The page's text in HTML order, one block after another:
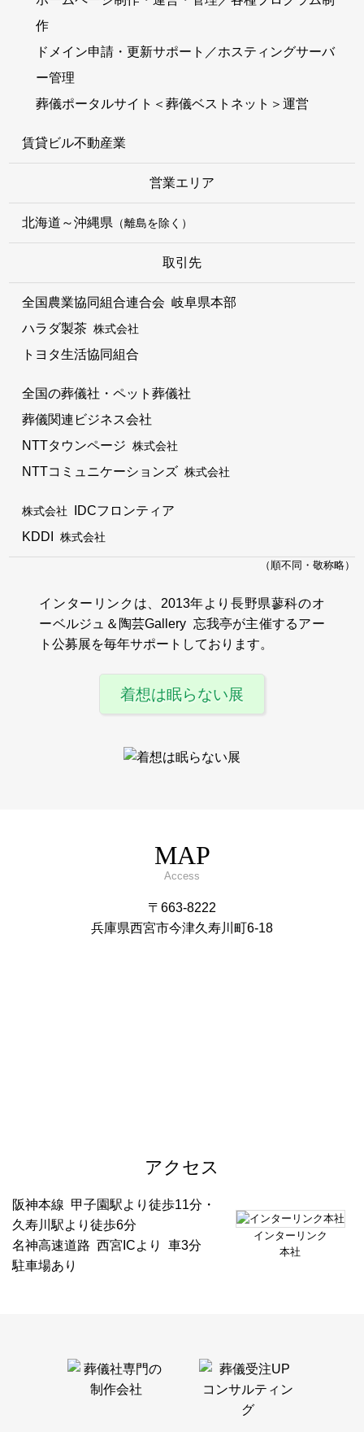
作
ドメイン申請・更新サポート／ホスティングサーバ
ー管理
葬儀ポータルサイト＜葬儀ベストネット＞運営
賃貸ビル不動産業
営業エリア
北海道～沖縄県 （離島を除く）
取引先
全国農業協同組合連合会 岐阜県本部
ハラダ製茶株式会社
トヨタ生活協同組合
全国の葬儀社・ペット葬儀社
葬儀関連ビジネス会社
NTTタウンページ株式会社
NTTコミュニケーションズ株式会社
株式会社
IDCフロンティア
KDDI株式会社
（順不同・敬称略）
インターリンクは、2013年より長野県蓼科のオ
ーベルジュ＆陶芸Gallery 忘我亭が主催するアー
ト公募展を毎年サポートしております。
着想は眠らない展
MAP
Access
〒663-8222
兵庫県西宮市今津久寿川町6-18
アクセス
阪神本線 甲子園駅より徒歩11分・
久寿川駅より徒歩6分
名神高速道路 西宮ICより 車3分
駐車場あり
インターリンク
本社